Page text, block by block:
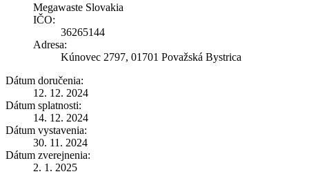
Megawaste Slovakia
IČO:
36265144
Adresa:
Kúnovec 2797, 01701 Považská Bystrica
Dátum doručenia:
12. 12. 2024
Dátum splatnosti:
14. 12. 2024
Dátum vystavenia:
30. 11. 2024
Dátum zverejnenia:
2. 1. 2025